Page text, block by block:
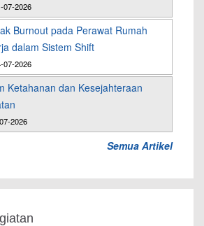
07-2026
Burnout pada Perawat Rumah
dalam Sistem Shift
07-2026
Ketahanan dan Kesejahteraan
2026
Semua Artikel